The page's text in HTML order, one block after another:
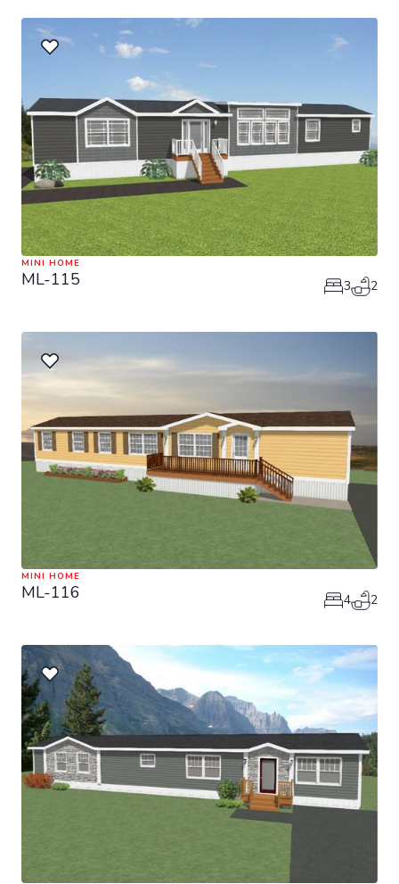
MINI HOME
ML-115 3 2
MINI HOME
ML-116 4 2